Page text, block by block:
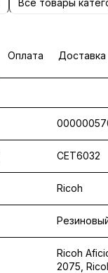
Оплата Доставка
CET6032
Ricoh
Ricoh
2075,